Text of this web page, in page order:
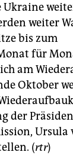
Ukraine
weiter
bis zum
für
am
Oktober
der
Ursula
(rtr)